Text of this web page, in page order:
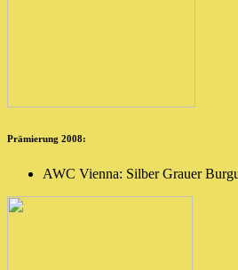
Prämierung 2008:
AWC Vienna: Silber Grauer